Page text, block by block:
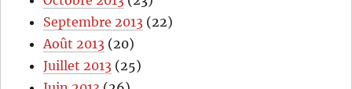
Septembre 2013 (22)
Août 2013 (20)
Juillet 2013 (25)